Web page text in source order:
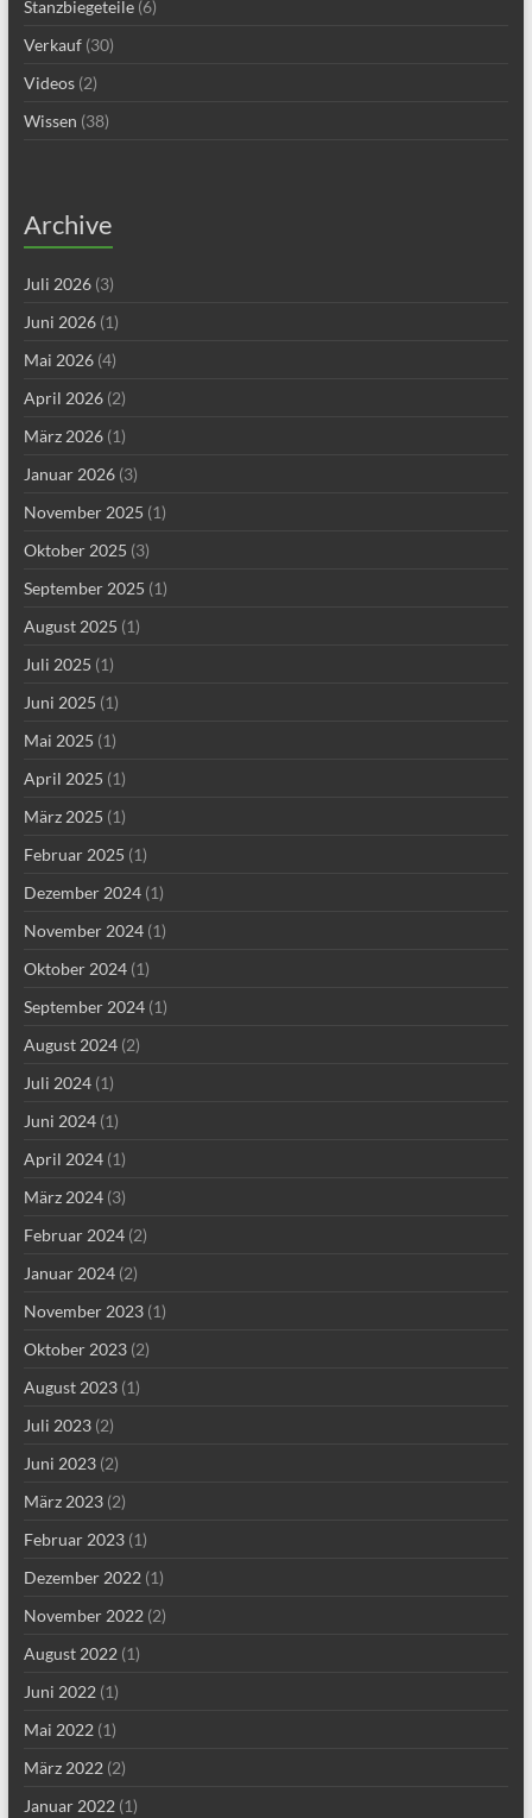
Stanzbiegeteile(6)
Verkauf(30)
Videos(2)
Wissen (38)
Archive
Juli 2026(3)
Juni 2026(1)
Mai 2026(4)
April 2026(2)
März 2026(1)
Januar 2026(3)
November 2025 (1)
Oktober 2025 (3)
September 2025 (1)
August 2025 (1)
Juli 2025 (1)
Juni 2025 (1)
Mai 2025 (1)
April 2025 (1)
März 2025 (1)
Februar 2025 (1)
Dezember 2024(1)
November 2024(1)
Oktober 2024(1)
September 2024(1)
August 2024(2)
Juli 2024(1)
Juni 2024(1)
April 2024(1)
März 2024(3)
Februar 2024(2)
Januar 2024(2)
November 2023(1)
Oktober 2023(2)
August 2023(1)
Juli 2023(2)
Juni 2023(2)
März 2023(2)
Februar 2023(1)
Dezember 2022(1)
November 2022(2)
August 2022(1)
Juni 2022(1)
Mai 2022(1)
März 2022(2)
Januar 2022(1)